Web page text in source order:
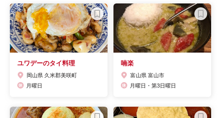
ユワデーのタイ料理
岡山県 久米郡美咲町
月曜日
喃楽
富山県 富山市
月曜日・第3日曜日